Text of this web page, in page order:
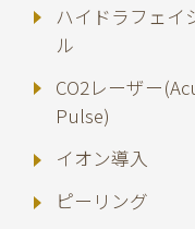
ハイドラフェイ
ル
CO2レーザー
Pulse)
イオン導入
ピーリング